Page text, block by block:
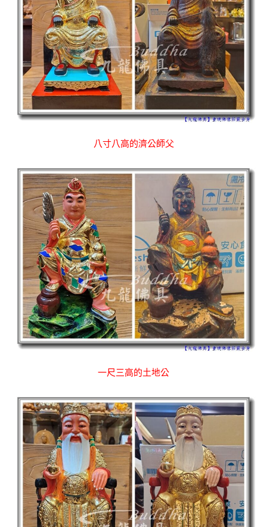
八寸八高的濟公師父
一尺三高的土地公